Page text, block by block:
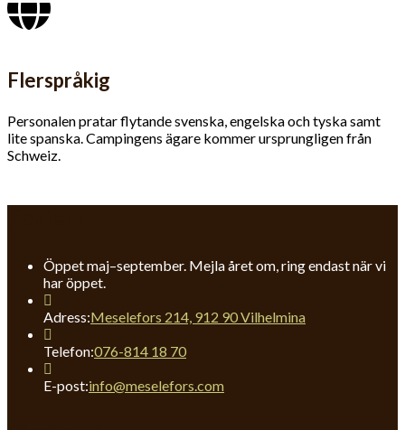
Flerspråkig
Personalen pratar flytande svenska, engelska och tyska samt
lite spanska. Campingens ägare kommer ursprungligen från
Schweiz.
Öppet maj–september. Mejla året om, ring endast när vi
har öppet.
Adress:Meselefors 214, 912 90 Vilhelmina
Telefon:076-814 18 70Opens
your
E-post:info@meselefors.comOpens